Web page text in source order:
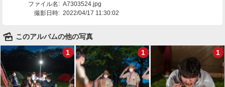
ファイル名: A7303524.jpg
撮影日時: 2022/04/17 11:30:02
🌄 このアルバムの他の写真
1
1 1